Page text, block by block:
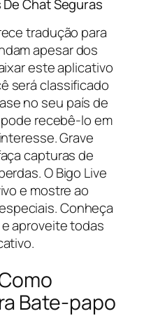
Chat Seguras
tradução para
apesar dos
este aplicativo
será classificado
no seu país de
recebê-lo em
Grave
capturas de
O Bigo Live
e mostre ao
Conheça
aproveite todas
Bate-papo